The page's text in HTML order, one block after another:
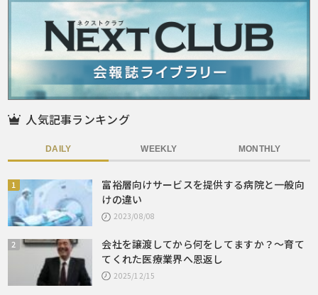
人気記事ランキング
DAILY WEEKLY MONTHLY
富裕層向けサービスを提供する病院と一般向
けの違い
2023/08/08
会社を譲渡してから何をしてますか？～育て
てくれた医療業界へ恩返し
2025/12/15